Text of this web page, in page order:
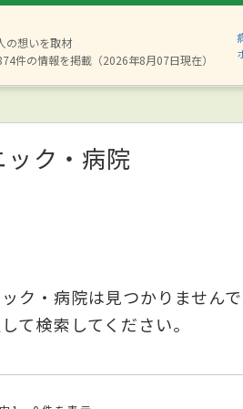
の想いを取材
件の情報を掲載（2026年8月07日現在）
ク・病院
ク・病院は見つかりませんで
て検索してください。